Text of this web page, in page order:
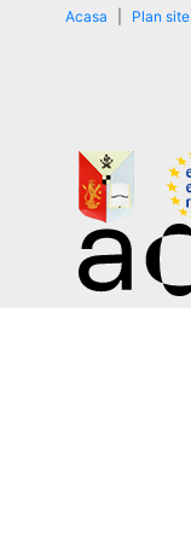
Acasa Plan site